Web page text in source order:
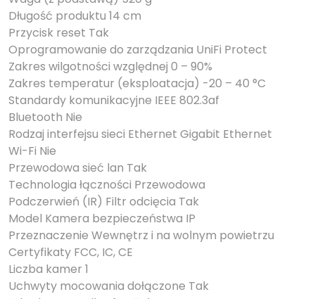
Długość produktu 14 cm
Przycisk reset Tak
Oprogramowanie do zarządzania UniFi Protect
Zakres wilgotności względnej 0 – 90%
Zakres temperatur (eksploatacja) -20 – 40 °C
Standardy komunikacyjne IEEE 802.3af
Bluetooth Nie
Rodzaj interfejsu sieci Ethernet Gigabit Ethernet
Wi-Fi Nie
Przewodowa sieć lan Tak
Technologia łączności Przewodowa
Podczerwień (IR) Filtr odcięcia Tak
Model Kamera bezpieczeństwa IP
Przeznaczenie Wewnętrz i na wolnym powietrzu
Certyfikaty FCC, IC, CE
Liczba kamer 1
Uchwyty mocowania dołączone Tak